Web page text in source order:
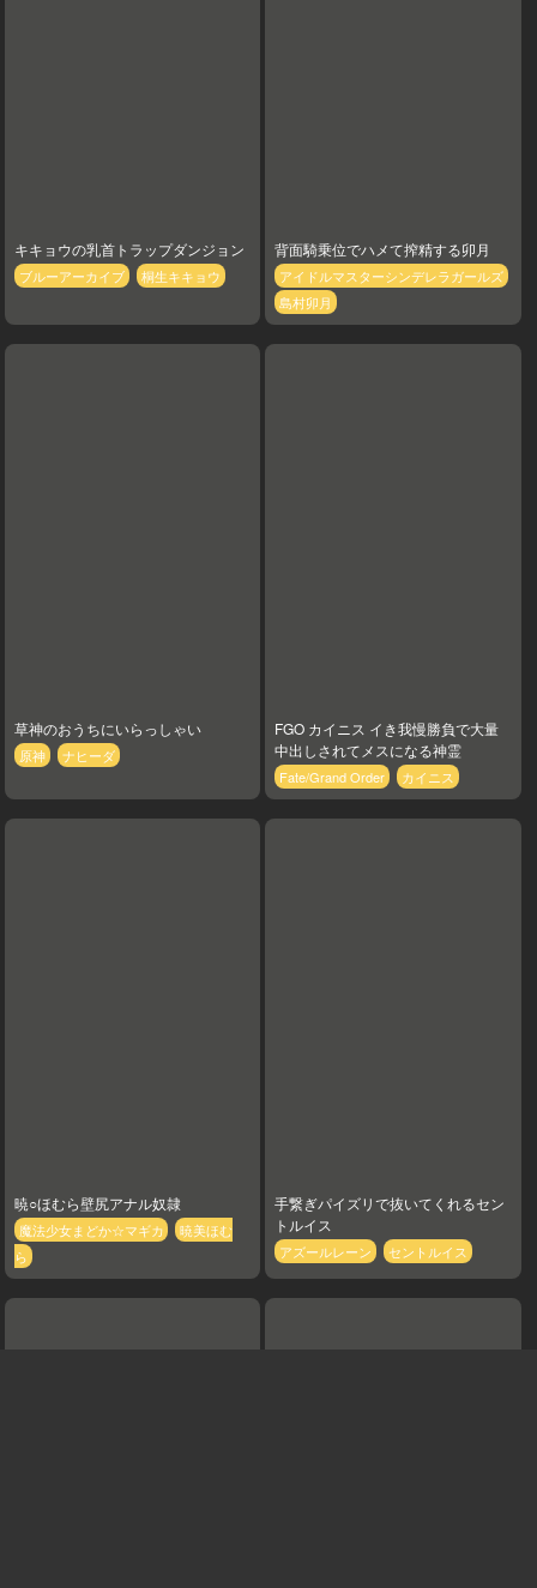
キキョウの乳首トラップダンジョン
ブルーアーカイブ 桐生キキョウ
背面騎乗位でハメて搾精する卯月
アイドルマスターシンデレラガールズ
島村卯月
草神のおうちにいらっしゃい
原神 ナヒーダ
FGO カイニス イき我慢勝負で大量
中出しされてメスになる神霊
Fate/Grand Order カイニス
暁○ほむら壁尻アナル奴隷
魔法少女まどか☆マギカ
暁美ほむ
ら
手繋ぎパイズリで抜いてくれるセン
トルイス
アズールレーン セントルイス